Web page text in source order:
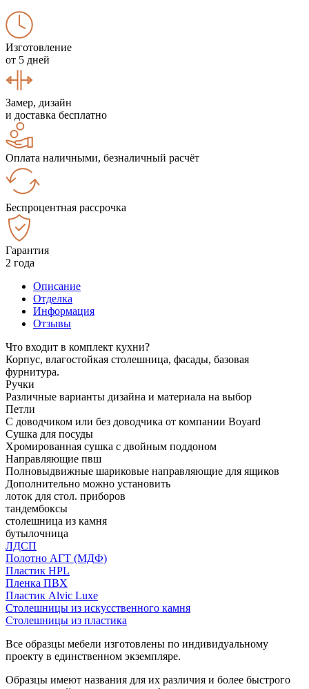
Изготовление
от 5 дней
Замер, дизайн
и доставка бесплатно
Оплата наличными, безналичный расчёт
Беспроцентная рассрочка
Гарантия
2 года
Описание
Отделка
Информация
Отзывы
Что входит в комплект кухни?
Корпус, влагостойкая столешница, фасады, базовая
фурнитура.
Ручки
Различные варианты дизайна и материала на выбор
Петли
С доводчиком или без доводчика от компании Boyard
Сушка для посуды
Хромированная сушка с двойным поддоном
Направляющие пвш
Полновыдвижные шариковые направляющие для ящиков
Дополнительно можно установить
лоток для стол. приборов
тандембоксы
столешница из камня
бутылочница
ЛДСП
Полотно АГТ (МДФ)
Пластик HPL
Пленка ПВХ
Пластик Alvic Luxe
Столешницы из искусственного камня
Столешницы из пластика
Все образцы мебели изготовлены по индивидуальному
проекту в единственном экземпляре.
Образцы имеют названия для их различия и более быстрого